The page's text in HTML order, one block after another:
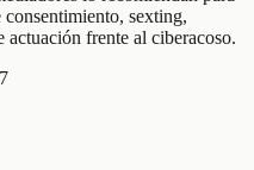
sexting,
frente al ciberacoso.